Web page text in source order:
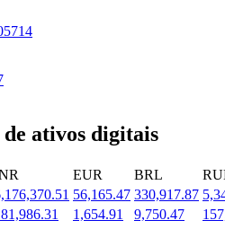
tokens populares.
ativos digitais
EUR BRL
56,165.47 330,917.87
1,654.91 9,750.47